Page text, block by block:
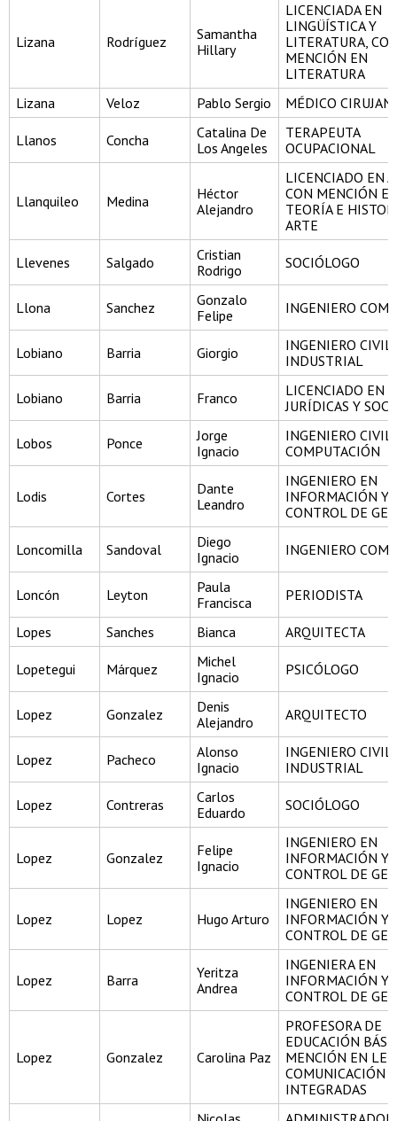
Lizana Rodríguez
Samantha
Hillary
LICENCIADA EN
LINGÜÍSTICA Y
LITERATURA,
MENCIÓN EN
LITERATURA
Lizana
Veloz Pablo Sergio MÉDICO
Llanos Concha
Catalina De
Los Angeles
TERAPEUTA
OCUPACIONAL
Llanquileo Medina
Héctor
Alejandro
LICENCIADO EN
CON MENCIÓN
TEORÍA E
ARTE
Llevenes Salgado
Cristian
Rodrigo
SOCIÓLOGO
Llona Sanchez
Gonzalo
Felipe
INGENIERO
Lobiano Barria Giorgio
INGENIERO CIVIL
INDUSTRIAL
Lobiano Barria Franco
LICENCIADO EN
JURÍDICAS Y
Lobos Ponce
Jorge
Ignacio
INGENIERO CIVIL
COMPUTACIÓN
Lodis Cortes
Dante
Leandro
INGENIERO EN
INFORMACIÓN Y
CONTROL DE
Loncomilla Sandoval
Diego
Ignacio
INGENIERO
Loncón Leyton
Paula
Francisca
PERIODISTA
Lopes Sanches Bianca ARQUITECTA
Lopetegui Márquez
Michel
Ignacio
PSICÓLOGO
Lopez Gonzalez
Denis
Alejandro
ARQUITECTO
Lopez Pacheco
Alonso
Ignacio
INGENIERO CIVIL
INDUSTRIAL
Lopez Contreras
Carlos
Eduardo
SOCIÓLOGO
Lopez Gonzalez
Felipe
Ignacio
INGENIERO EN
INFORMACIÓN Y
CONTROL DE
Lopez Lopez Hugo Arturo
INGENIERO EN
INFORMACIÓN Y
CONTROL DE
Lopez Barra
Yeritza
Andrea
INGENIERA EN
INFORMACIÓN Y
CONTROL DE
Lopez Gonzalez Carolina Paz
PROFESORA DE
EDUCACIÓN
MENCIÓN EN
COMUNICACIÓN
INTEGRADAS